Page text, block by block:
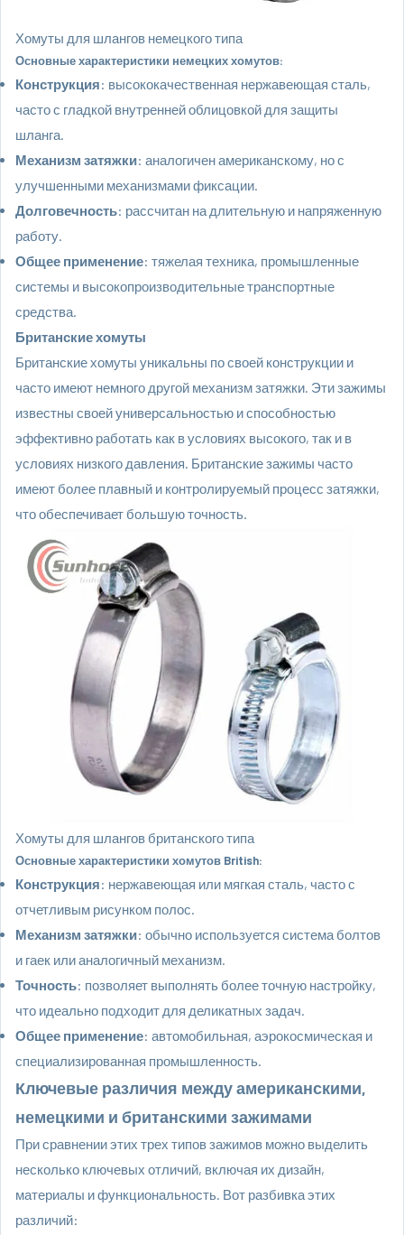
Хомуты для шлангов немецкого типа
Основные характеристики немецких хомутов:
Конструкция: высококачественная нержавеющая сталь,
часто с гладкой внутренней облицовкой для защиты
шланга.
Механизм затяжки: аналогичен американскому, но с
улучшенными механизмами фиксации.
Долговечность: рассчитан на длительную и напряженную
работу.
Общее применение: тяжелая техника, промышленные
системы и высокопроизводительные транспортные
средства.
Британские хомуты
Британские хомуты уникальны по своей конструкции и
часто имеют немного другой механизм затяжки. Эти зажимы
известны своей универсальностью и способностью
эффективно работать как в условиях высокого, так и в
условиях низкого давления. Британские зажимы часто
имеют более плавный и контролируемый процесс затяжки,
что обеспечивает большую точность.
Хомуты для шлангов британского типа
Основные характеристики хомутов British:
Конструкция: нержавеющая или мягкая сталь, часто с
отчетливым рисунком полос.
Механизм затяжки: обычно используется система болтов
и гаек или аналогичный механизм.
Точность: позволяет выполнять более точную настройку,
что идеально подходит для деликатных задач.
Общее применение: автомобильная, аэрокосмическая и
специализированная промышленность.
Ключевые различия между американскими,
немецкими и британскими зажимами
При сравнении этих трех типов зажимов можно выделить
несколько ключевых отличий, включая их дизайн,
материалы и функциональность. Вот разбивка этих
различий: